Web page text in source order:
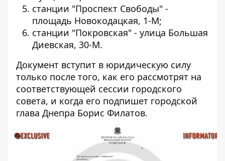
станции "Проспект Свободы" -
площадь Новокодацкая, 1-М;
станции "Покровская" - улица Большая
Диевская, 30-М.
Документ вступит в юридическую силу
только после того, как его рассмотрят на
соответствующей сессии городского
совета, и когда его подпишет городской
глава Днепра Борис Филатов.